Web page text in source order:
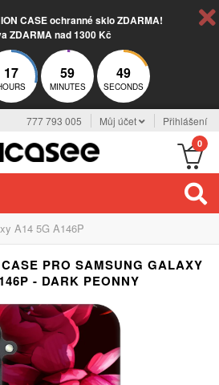
CASE ochranné sklo ZDARMA!
ZDARMA nad 1300 Kč
17 59
MINUTES
48
SECONDS
777 793 005 Můj účet Přihlášení
0
A14 5G A146P
PRO SAMSUNG GALAXY
- DARK PEONNY